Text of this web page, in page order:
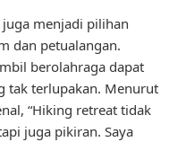
menjadi pilihan
dan petualangan.
berolahraga dapat
tak terlupakan. Menurut
“Hiking retreat tidak
juga pikiran. Saya